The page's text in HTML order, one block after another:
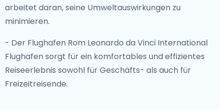
arbeitet daran, seine Umweltauswirkungen zu
minimieren.
- Der Flughafen Rom Leonardo da Vinci International
Flughafen sorgt für ein komfortables und effizientes
Reiseerlebnis sowohl für Geschäfts- als auch für
Freizeitreisende.